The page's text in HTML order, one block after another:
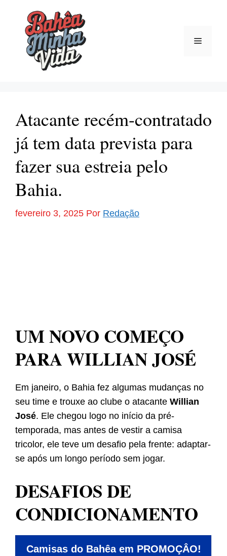
conteúdo
Menu
Atacante recém-contratado
já tem data prevista para
fazer sua estreia pelo
Bahia.
fevereiro 3, 2025 Por Redação
UM NOVO COMEÇO
PARA WILLIAN JOSÉ
Em janeiro, o Bahia fez algumas mudanças no
seu time e trouxe ao clube o atacante Willian
José. Ele chegou logo no início da pré-
temporada, mas antes de vestir a camisa
tricolor, ele teve um desafio pela frente: adaptar-
se após um longo período sem jogar.
DESAFIOS DE
CONDICIONAMENTO
Camisas do Bahêa em PROMOÇÂO!